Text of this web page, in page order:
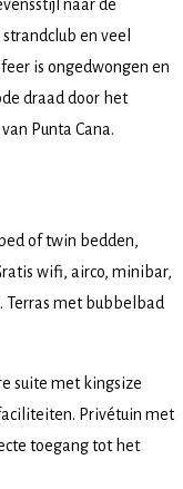
naar de
en veel
is ongedwongen en
draad door het
Punta Cana.
of twin bedden,
wifi, airco, minibar,
met bubbelbad
suite met kingsize
Privétuin met
toegang tot het